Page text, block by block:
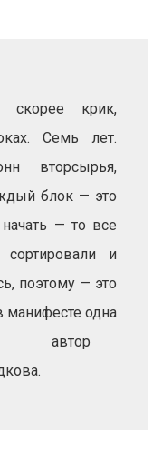
крик,
Семь лет.
вторсырья,
блок — это
— то все
и
поэтому — это
одна
автор